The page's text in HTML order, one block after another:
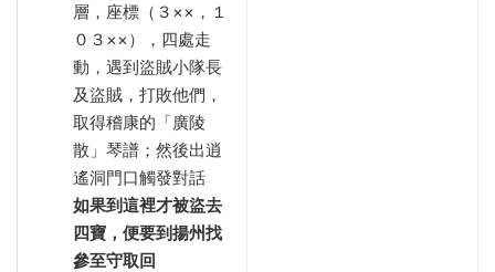
層，座標（３××，１
０３××），四處走
動，遇到盜賊小隊長
及盜賊，打敗他們，
取得稽康的「廣陵
散」琴譜；然後出逍
遙洞門口觸發對話
如果到這裡才被盜去
四寶，便要到揚州找
參至守取回